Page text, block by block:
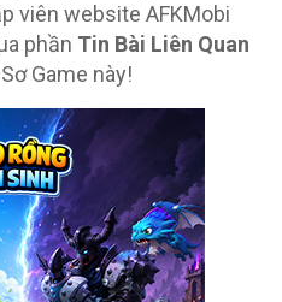
viên website AFKMobi
phần Tin Bài Liên Quan
Game này!